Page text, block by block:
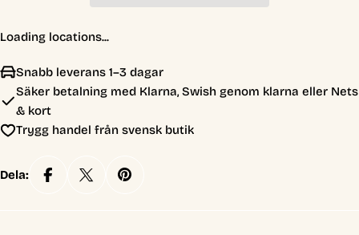
Loading locations...
Snabb leverans 1–3 dagar
Säker betalning med Klarna, Swish genom klarna eller Nets
& kort
Trygg handel från svensk butik
Dela: